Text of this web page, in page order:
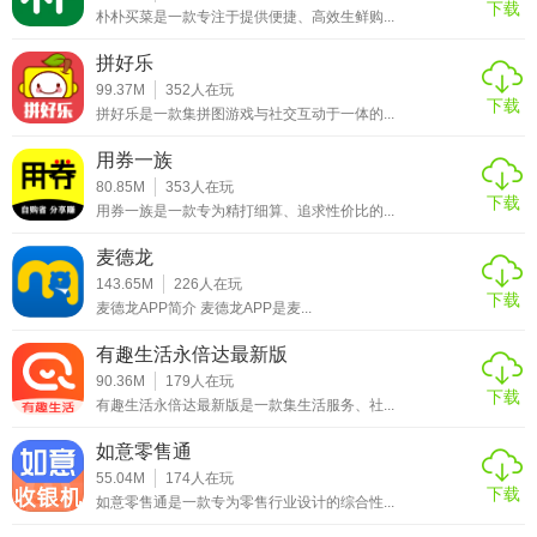
朴朴买菜是一款专注于提供便捷、高效生鲜购...
下载
拼好乐
99.37M 352 人在玩
拼好乐是一款集拼图游戏与社交互动于一体的...
下载
用券一族
80.85M 353 人在玩
用券一族是一款专为精打细算、追求性价比的...
下载
麦德龙
143.65M 226 人在玩
麦德龙APP简介 麦德龙APP是麦...
下载
有趣生活永倍达最新版
90.36M 179 人在玩
有趣生活永倍达最新版是一款集生活服务、社...
下载
如意零售通
55.04M 174人在玩
如意零售通是一款专为零售行业设计的综合性...
下载